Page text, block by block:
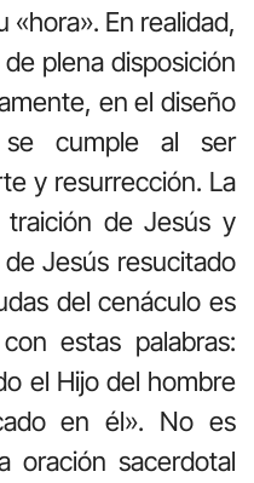
«hora». En realidad,
plena disposición
en el diseño
cumple al ser
y resurrección. La
de Jesús y
Jesús resucitado
del cenáculo es
estas palabras:
el Hijo del hombre
en él». No es
oración sacerdotal